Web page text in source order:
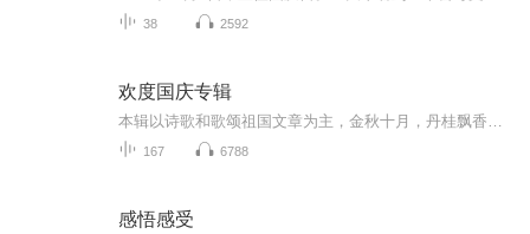
38 2592
欢度国庆专辑
167 6788
感悟感受